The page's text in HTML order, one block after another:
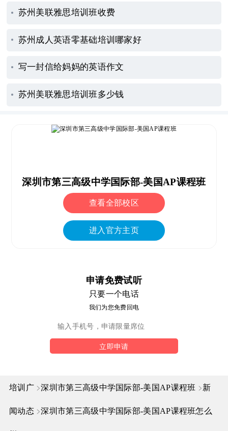
苏州美联雅思培训班收费
苏州成人英语零基础培训哪家好
写一封信给妈妈的英语作文
苏州美联雅思培训班多少钱
深圳市第三高级中学国际部-美国AP课程班
查看全部校区
进入官方主页
申请免费试听
只要一个电话
我们为您免费回电
立即申请
培训广 >深圳市第三高级中学国际部-美国AP课程班 >新
闻动态 >深圳市第三高级中学国际部-美国AP课程班怎么